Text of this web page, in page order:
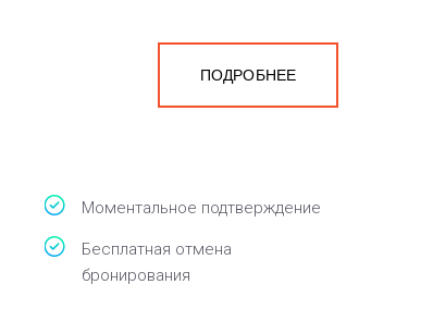
ПОДРОБНЕЕ
Моментальное подтверждение
Бесплатная отмена
бронирования